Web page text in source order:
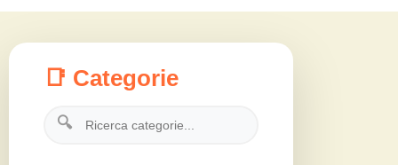
📑 Categorie
🔍